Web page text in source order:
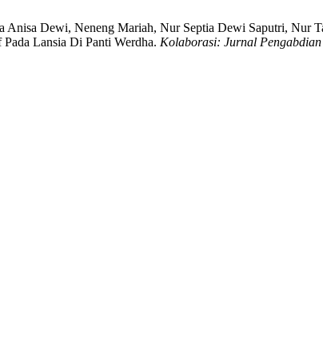
Dewi, Neneng Mariah, Nur Septia Dewi Saputri, Nur
Lansia Di Panti Werdha. Kolaborasi: Jurnal